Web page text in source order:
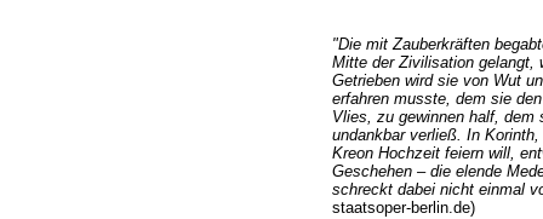
"Die mit Zauberkräften
Mitte der Zivilisation gelangt,
Getrieben wird sie von Wut
erfahren musste, dem sie
Vlies, zu gewinnen half, dem
undankbar verließ. In
Kreon Hochzeit feiern will,
Geschehen – die elende
schreckt dabei nicht einmal
staatsoper-berlin.de)